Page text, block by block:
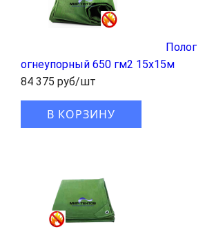
огнеупорный 650 гм2 15x15м
84 375 руб/шт
В КОРЗИНУ